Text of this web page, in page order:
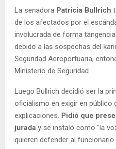
La senadora Patricia Bullrich
de los afectados por el
involucrada de forma
debido a las sospechas del
Seguridad Aeroportuaria,
Ministerio de Seguridad.
Luego Bullrich decidió ser la
oficialismo en exigir en público
explicaciones. Pidió que
jurada y se instaló como "la
quieren defender al funcionario.